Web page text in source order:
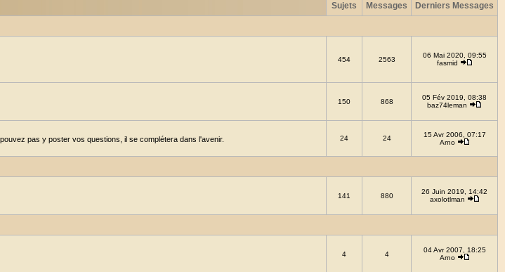
Sujets Messages Derniers Messages
454 2563
06 Mai 2020, 09:55
fasmid
150 868
05 Fév 2019, 08:38
baz74leman
pas y poster vos questions, il se complétera dans l'avenir. 24 24
15 Avr 2006, 07:17
Arno
141 880
26 Juin 2019, 14:42
axolotlman
4 4
04 Avr 2007, 18:25
Arno